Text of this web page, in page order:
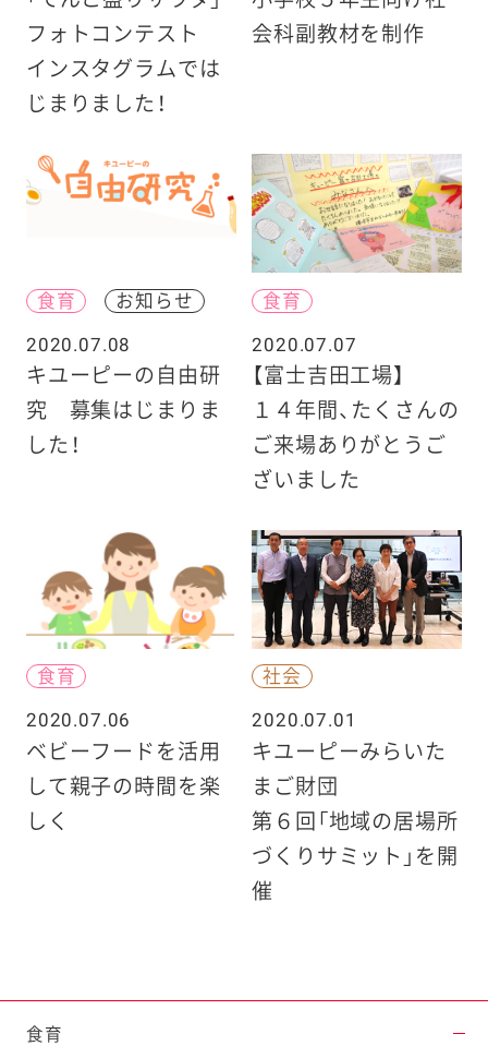
フォトコンテスト
インスタグラムでは
じまりました！
会科副教材を制作
食育
お知らせ
2020.07.08
キユーピーの自由研
究 募集はじまりま
した！
食育
2020.07.07
【富士吉田工場】
１４年間、たくさんの
ご来場ありがとうご
ざいました
食育
2020.07.06
ベビーフードを活用
して親子の時間を楽
しく
社会
2020.07.01
キユーピーみらいた
まご財団
第６回「地域の居場所
づくりサミット」を開
催
食育